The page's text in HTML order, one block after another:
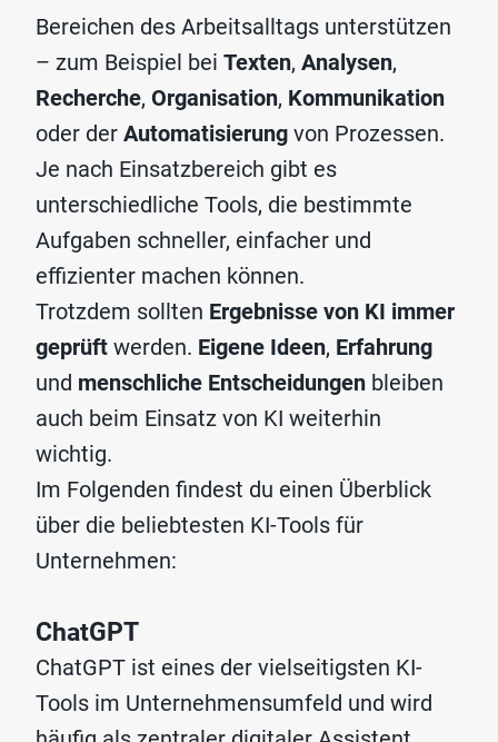
Bereichen des Arbeitsalltags unterstützen
– zum Beispiel bei Texten, Analysen,
Recherche, Organisation, Kommunikation
oder der Automatisierung von Prozessen.
Je nach Einsatzbereich gibt es
unterschiedliche Tools, die bestimmte
Aufgaben schneller, einfacher und
effizienter machen können.
Trotzdem sollten Ergebnisse von KI immer
geprüft werden. Eigene Ideen, Erfahrung
und menschliche Entscheidungen bleiben
auch beim Einsatz von KI weiterhin
wichtig.
Im Folgenden findest du einen Überblick
über die beliebtesten KI-Tools für
Unternehmen:
ChatGPT
ChatGPT ist eines der vielseitigsten KI-
Tools im Unternehmensumfeld und wird